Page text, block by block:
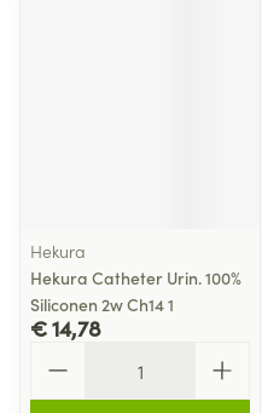
Hekura
Hekura Catheter Urin. 100%
Siliconen 2w Ch14 1
€ 14,78